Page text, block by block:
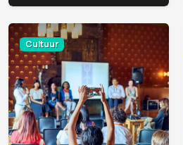
Cultuur